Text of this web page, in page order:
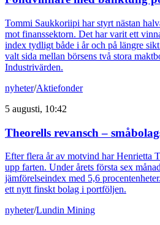
Tommi Saukkoriipi har styrt nästan
mot finanssektorn. Det har varit ett
index tydligt både i år och på längre
valt sida mellan börsens två stora
Industrivärden.
nyheter/Aktiefonder
5 augusti, 10:42
Theorells revansch –
Efter flera år av motvind har Henrietta
upp farten. Under årets första sex
jämförelseindex med 5,6
ett nytt finskt bolag i portföljen.
nyheter/Lundin Mining